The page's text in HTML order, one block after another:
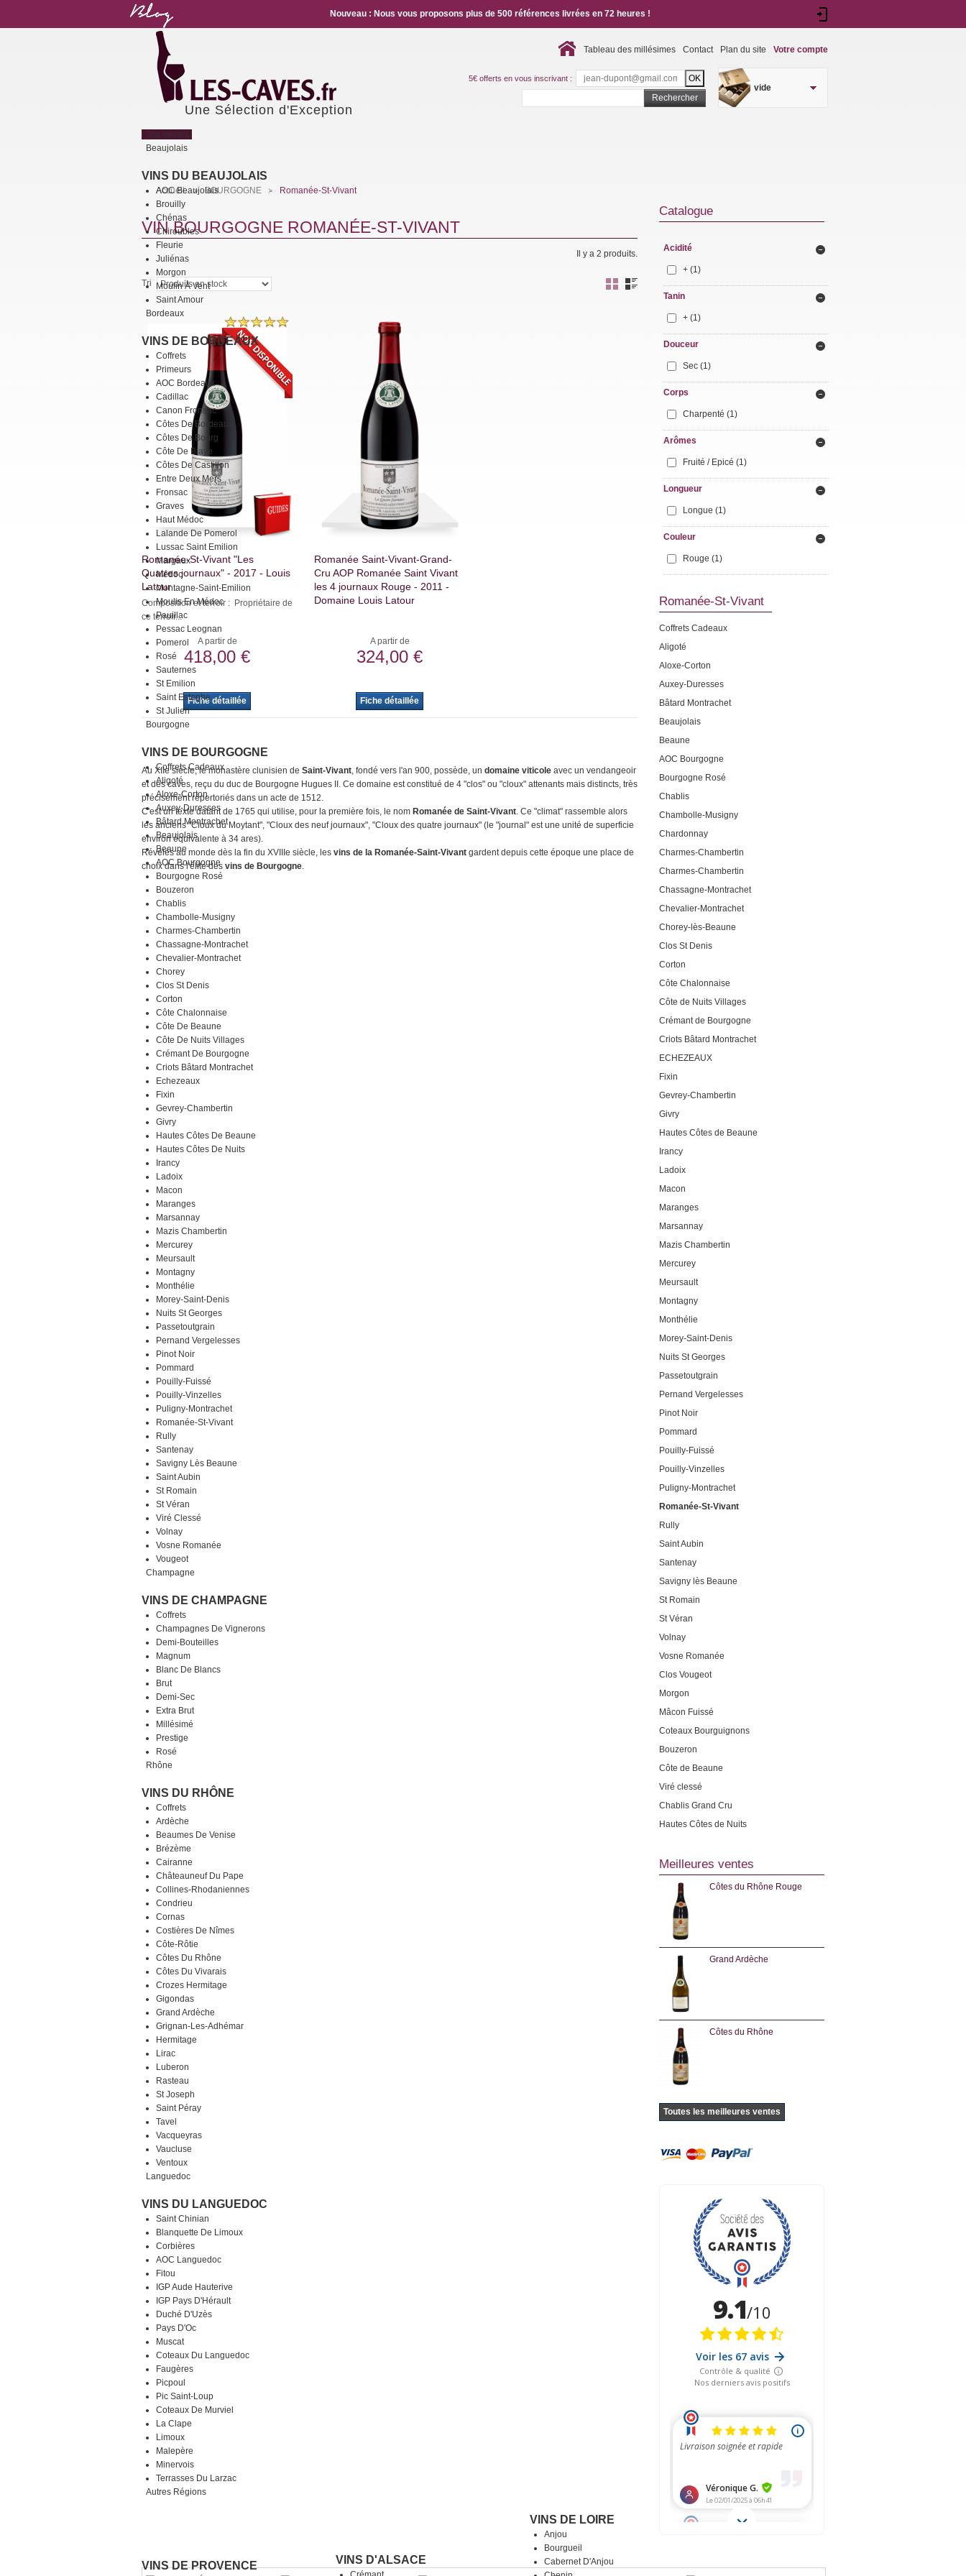
Une Sélection d'Exception
Top ventes
Beaujolais
VINS DU BEAUJOLAIS
AOC Beaujolais
Brouilly
Chénas
Chiroubles
Fleurie
Juliénas
Morgon
Moulin À Vent
Saint Amour
Bordeaux
VINS DE BORDEAUX
Coffrets
Primeurs
AOC Bordeaux
Cadillac
Canon Fronsac
Côtes De Bordeaux
Côtes De Bourg
Côte De Blaye
Côtes De Castillon
Entre Deux Mers
Fronsac
Graves
Haut Médoc
Lalande De Pomerol
Lussac Saint Emilion
Margaux
Médoc
Montagne-Saint-Emilion
Moulis En Médoc
Pauillac
Pessac Leognan
Pomerol
Rosé
Sauternes
St Emilion
Saint Estephe
St Julien
Bourgogne
VINS DE BOURGOGNE
Coffrets Cadeaux
Aligoté
Aloxe-Corton
Auxey-Duresses
Bâtard Montrachet
Beaujolais
Beaune
AOC Bourgogne
Bourgogne Rosé
Bouzeron
Chablis
Chambolle-Musigny
Charmes-Chambertin
Chassagne-Montrachet
Chevalier-Montrachet
Chorey
Clos St Denis
Corton
Côte Chalonnaise
Côte De Beaune
Côte De Nuits Villages
Crémant De Bourgogne
Criots Bâtard Montrachet
Echezeaux
Fixin
Gevrey-Chambertin
Givry
Hautes Côtes De Beaune
Hautes Côtes De Nuits
Irancy
Ladoix
Macon
Maranges
Marsannay
Mazis Chambertin
Mercurey
Meursault
Montagny
Monthélie
Morey-Saint-Denis
Nuits St Georges
Passetoutgrain
Pernand Vergelesses
Pinot Noir
Pommard
Pouilly-Fuissé
Pouilly-Vinzelles
Puligny-Montrachet
Romanée-St-Vivant
Rully
Santenay
Savigny Lès Beaune
Saint Aubin
St Romain
St Véran
Viré Clessé
Volnay
Vosne Romanée
Vougeot
Champagne
VINS DE CHAMPAGNE
Coffrets
Champagnes De Vignerons
Demi-Bouteilles
Magnum
Blanc De Blancs
Brut
Demi-Sec
Extra Brut
Millésimé
Prestige
Rosé
Rhône
VINS DU RHÔNE
Coffrets
Ardèche
Beaumes De Venise
Brézème
Cairanne
Châteauneuf Du Pape
Collines-Rhodaniennes
Condrieu
Cornas
Costières De Nîmes
Côte-Rôtie
Côtes Du Rhône
Côtes Du Vivarais
Crozes Hermitage
Gigondas
Grand Ardèche
Grignan-Les-Adhémar
Hermitage
Lirac
Luberon
Rasteau
St Joseph
Saint Péray
Tavel
Vacqueyras
Vaucluse
Ventoux
Languedoc
VINS DU LANGUEDOC
Saint Chinian
Blanquette De Limoux
Corbières
AOC Languedoc
Fitou
IGP Aude Hauterive
IGP Pays D'Hérault
Duché D'Uzès
Pays D'Oc
Muscat
Coteaux Du Languedoc
Faugères
Picpoul
Pic Saint-Loup
Coteaux De Murviel
La Clape
Limoux
Malepère
Minervois
Terrasses Du Larzac
Autres Régions
VINS DE PROVENCE VINS D'ALSACE
VINS DE LOIRE
Anjou
Bourgueil
Cabernet D'Anjou
vide
Tableau des millésimes Contact Plan du site Votre compte
Nouveau : Nous vous proposons plus de 500 références livrées en 72 heures !
Rechercher
5€ offerts en vous inscrivant :
Accueil
BOURGOGNE
Romanée-St-Vivant
VIN BOURGOGNE ROMANÉE-ST-VIVANT
Il y a 2 produits.
Tri
Romanée-St-Vivant "Les
Quatres journaux" - 2017 - Louis
Latour
Composition et terroir : Propriétaire de
ce terroir...
A partir de
418,00 €
Fiche détaillée
Romanée Saint-Vivant-Grand-
Cru AOP Romanée Saint Vivant
les 4 journaux Rouge - 2011 -
Domaine Louis Latour
A partir de
324,00 €
Fiche détaillée
Au XIIe siècle, le monastère clunisien de Saint-Vivant, fondé vers l'an 900, possède, un domaine viticole avec un vendangeoir
et des caves, reçu du duc de Bourgogne Hugues II. Ce domaine est constitué de 4 "clos" ou "cloux" attenants mais distincts, très
précisément répertoriés dans un acte de 1512.
C'est un texte datant de 1765 qui utilise, pour la première fois, le nom Romanée de Saint-Vivant. Ce "climat" rassemble alors
les anciens "Cloux du Moytant", "Cloux des neuf journaux", "Cloux des quatre journaux" (le "journal" est une unité de superficie
environ équivalente à 34 ares).
Révélés au monde dès la fin du XVIIIe siècle, les vins de la Romanée-Saint-Vivant gardent depuis cette époque une place de
choix dans l'élite des vins de Bourgogne.
Catalogue
Acidité
+ (1)
Tanin
+ (1)
Douceur
Sec (1)
Corps
Charpenté (1)
Arômes
Fruité / Epicé (1)
Longueur
Longue (1)
Couleur
Rouge (1)
Romanée-St-Vivant
Coffrets Cadeaux
Aligoté
Aloxe-Corton
Auxey-Duresses
Bâtard Montrachet
Beaujolais
Beaune
AOC Bourgogne
Bourgogne Rosé
Chablis
Chambolle-Musigny
Chardonnay
Charmes-Chambertin
Charmes-Chambertin
Chassagne-Montrachet
Chevalier-Montrachet
Chorey-lès-Beaune
Clos St Denis
Corton
Côte Chalonnaise
Côte de Nuits Villages
Crémant de Bourgogne
Criots Bâtard Montrachet
ECHEZEAUX
Fixin
Gevrey-Chambertin
Givry
Hautes Côtes de Beaune
Irancy
Ladoix
Macon
Maranges
Marsannay
Mazis Chambertin
Mercurey
Meursault
Montagny
Monthélie
Morey-Saint-Denis
Nuits St Georges
Passetoutgrain
Pernand Vergelesses
Pinot Noir
Pommard
Pouilly-Fuissé
Pouilly-Vinzelles
Puligny-Montrachet
Romanée-St-Vivant
Rully
Saint Aubin
Santenay
Savigny lès Beaune
St Romain
St Véran
Volnay
Vosne Romanée
Clos Vougeot
Morgon
Mâcon Fuissé
Coteaux Bourguignons
Bouzeron
Côte de Beaune
Viré clessé
Chablis Grand Cru
Hautes Côtes de Nuits
Meilleures ventes
Côtes du Rhône Rouge
Grand Ardèche
Côtes du Rhône
Toutes les meilleures ventes